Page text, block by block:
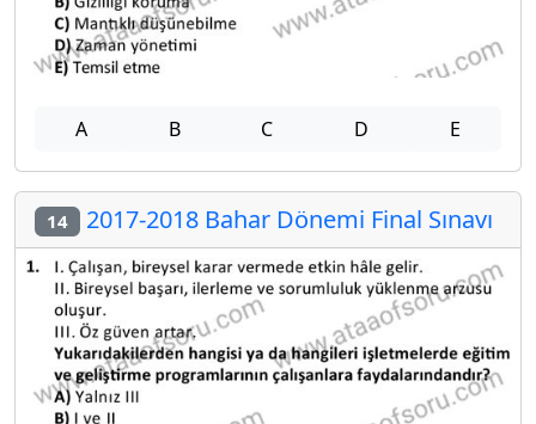
A B C D E
14 2017-2018 Bahar Dönemi Final Sınavı